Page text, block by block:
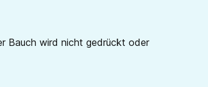
Bauch wird nicht gedrückt oder